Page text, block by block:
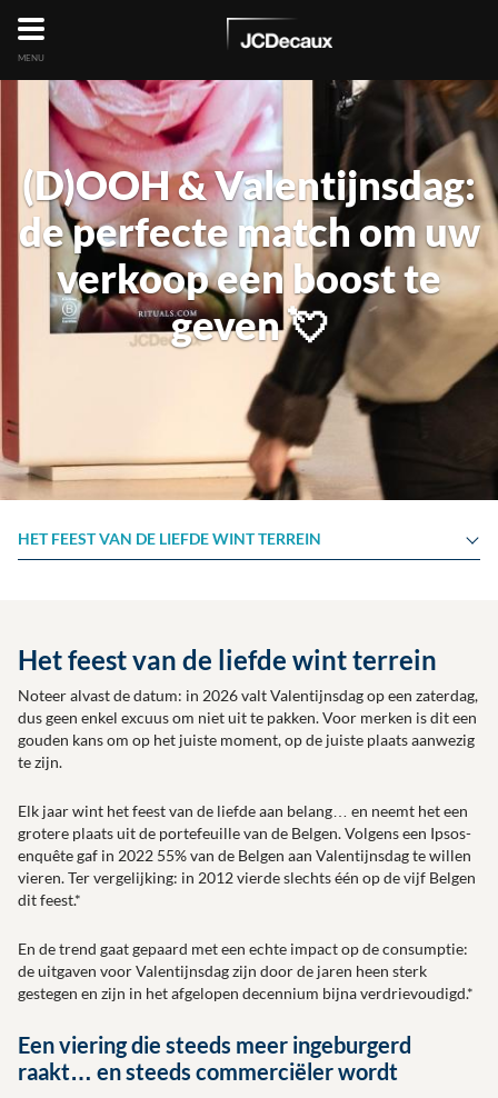
MENU
(D)OOH & Valentijnsdag:
de perfecte match om uw
verkoop een boost te
geven 💘
HET FEEST VAN DE LIEFDE WINT TERREIN
Het feest van de liefde wint terrein
Noteer alvast de datum: in 2026 valt Valentijnsdag op een zaterdag,
dus geen enkel excuus om niet uit te pakken. Voor merken is dit een
gouden kans om op het juiste moment, op de juiste plaats aanwezig
te zijn.
Elk jaar wint het feest van de liefde aan belang… en neemt het een
grotere plaats uit de portefeuille van de Belgen. Volgens een Ipsos-
enquête gaf in 2022 55% van de Belgen aan Valentijnsdag te willen
vieren. Ter vergelijking: in 2012 vierde slechts één op de vijf Belgen
dit feest.*
En de trend gaat gepaard met een echte impact op de consumptie:
de uitgaven voor Valentijnsdag zijn door de jaren heen sterk
gestegen en zijn in het afgelopen decennium bijna verdrievoudigd.*
Een viering die steeds meer ingeburgerd
raakt… en steeds commerciëler wordt